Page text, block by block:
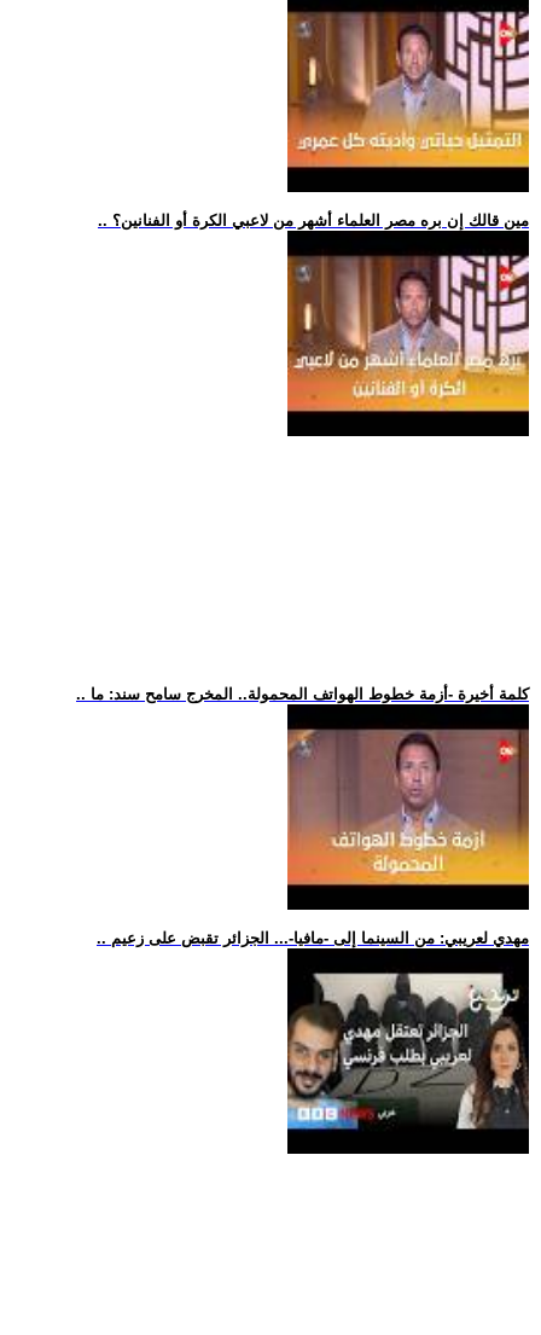
.. مين قالك إن بره مصر العلماء أشهر من لاعبي الكرة أو الفنانين؟
.. كلمة أخيرة -أزمة خطوط الهواتف المحمولة.. المخرج سامح سند: ما
.. مهدي لعريبي: من السينما إلى -مافيا-... الجزائر تقبض على زعيم